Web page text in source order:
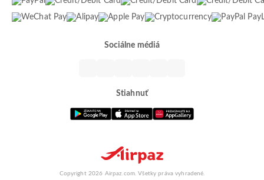
Sociálne médiá
Stiahnuť
Copyright 2026 Airpaz.com. Všetky práva vyhradené.